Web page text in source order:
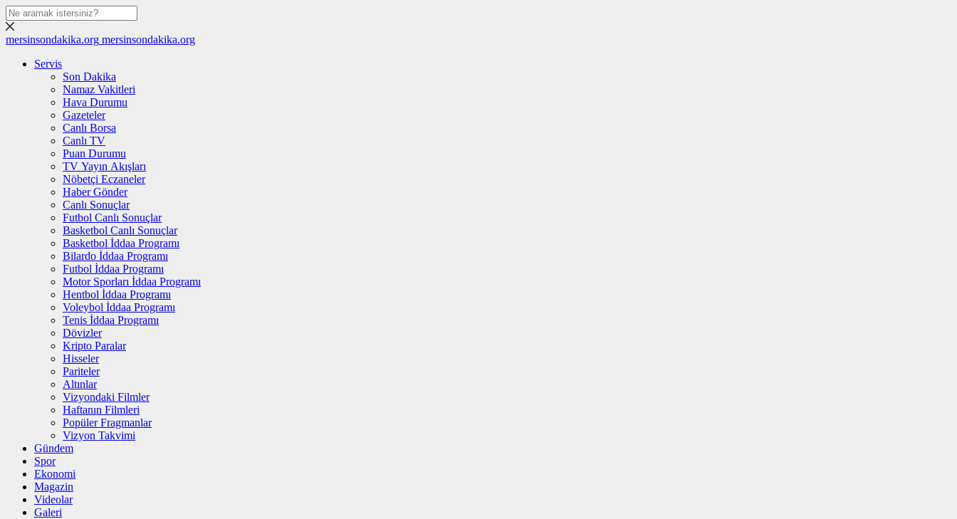
mersinsondakika.org mersinsondakika.org
Servis
Son Dakika
Namaz Vakitleri
Hava Durumu
Gazeteler
Canlı Borsa
Canlı TV
Puan Durumu
TV Yayın Akışları
Nöbetçi Eczaneler
Haber Gönder
Canlı Sonuçlar
Futbol Canlı Sonuçlar
Basketbol Canlı Sonuçlar
Basketbol İddaa Programı
Bilardo İddaa Programı
Futbol İddaa Programı
Motor Sporları İddaa Programı
Hentbol İddaa Programı
Voleybol İddaa Programı
Tenis İddaa Programı
Dövizler
Kripto Paralar
Hisseler
Pariteler
Altınlar
Vizyondaki Filmler
Haftanın Filmleri
Popüler Fragmanlar
Vizyon Takvimi
Gündem
Spor
Ekonomi
Magazin
Videolar
Galeri